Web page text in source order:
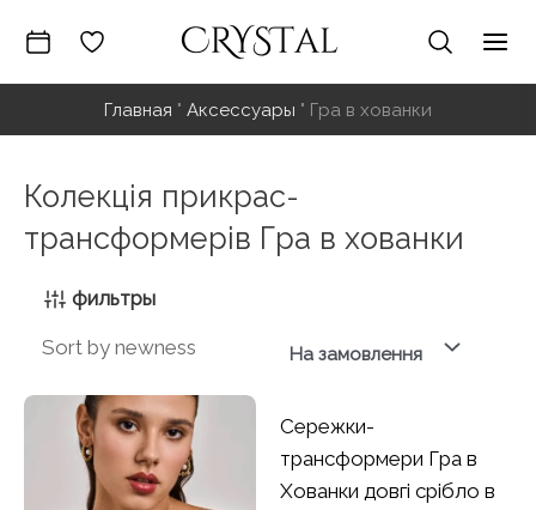
содержимому
Главная " Аксессуары " Гра в хованки
Колекція прикрас-
трансформерів Гра в хованки
фильтры
На замовлення
Сережки-
трансформери Гра в
Хованки довгі срібло в